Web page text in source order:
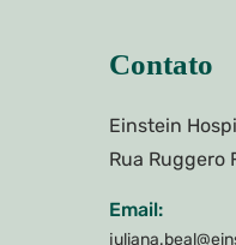
Contato
Einstein
Rua Ruggero
Email: